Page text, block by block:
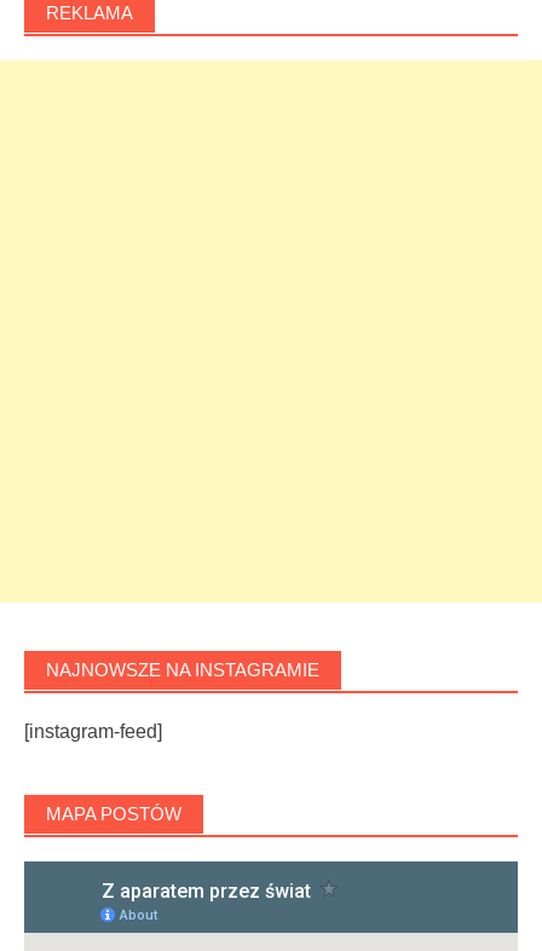
REKLAMA
NAJNOWSZE NA INSTAGRAMIE
[instagram-feed]
MAPA POSTÓW